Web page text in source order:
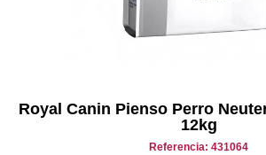
Royal Canin Pienso Perro
12kg
Referencia: 431064